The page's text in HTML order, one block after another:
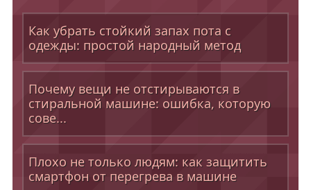
Как убрать стойкий запах пота с
одежды: простой народный метод
Почему вещи не отстирываются в
стиральной машине: ошибка, которую
сове...
Плохо не только людям: как защитить
смартфон от перегрева в машине